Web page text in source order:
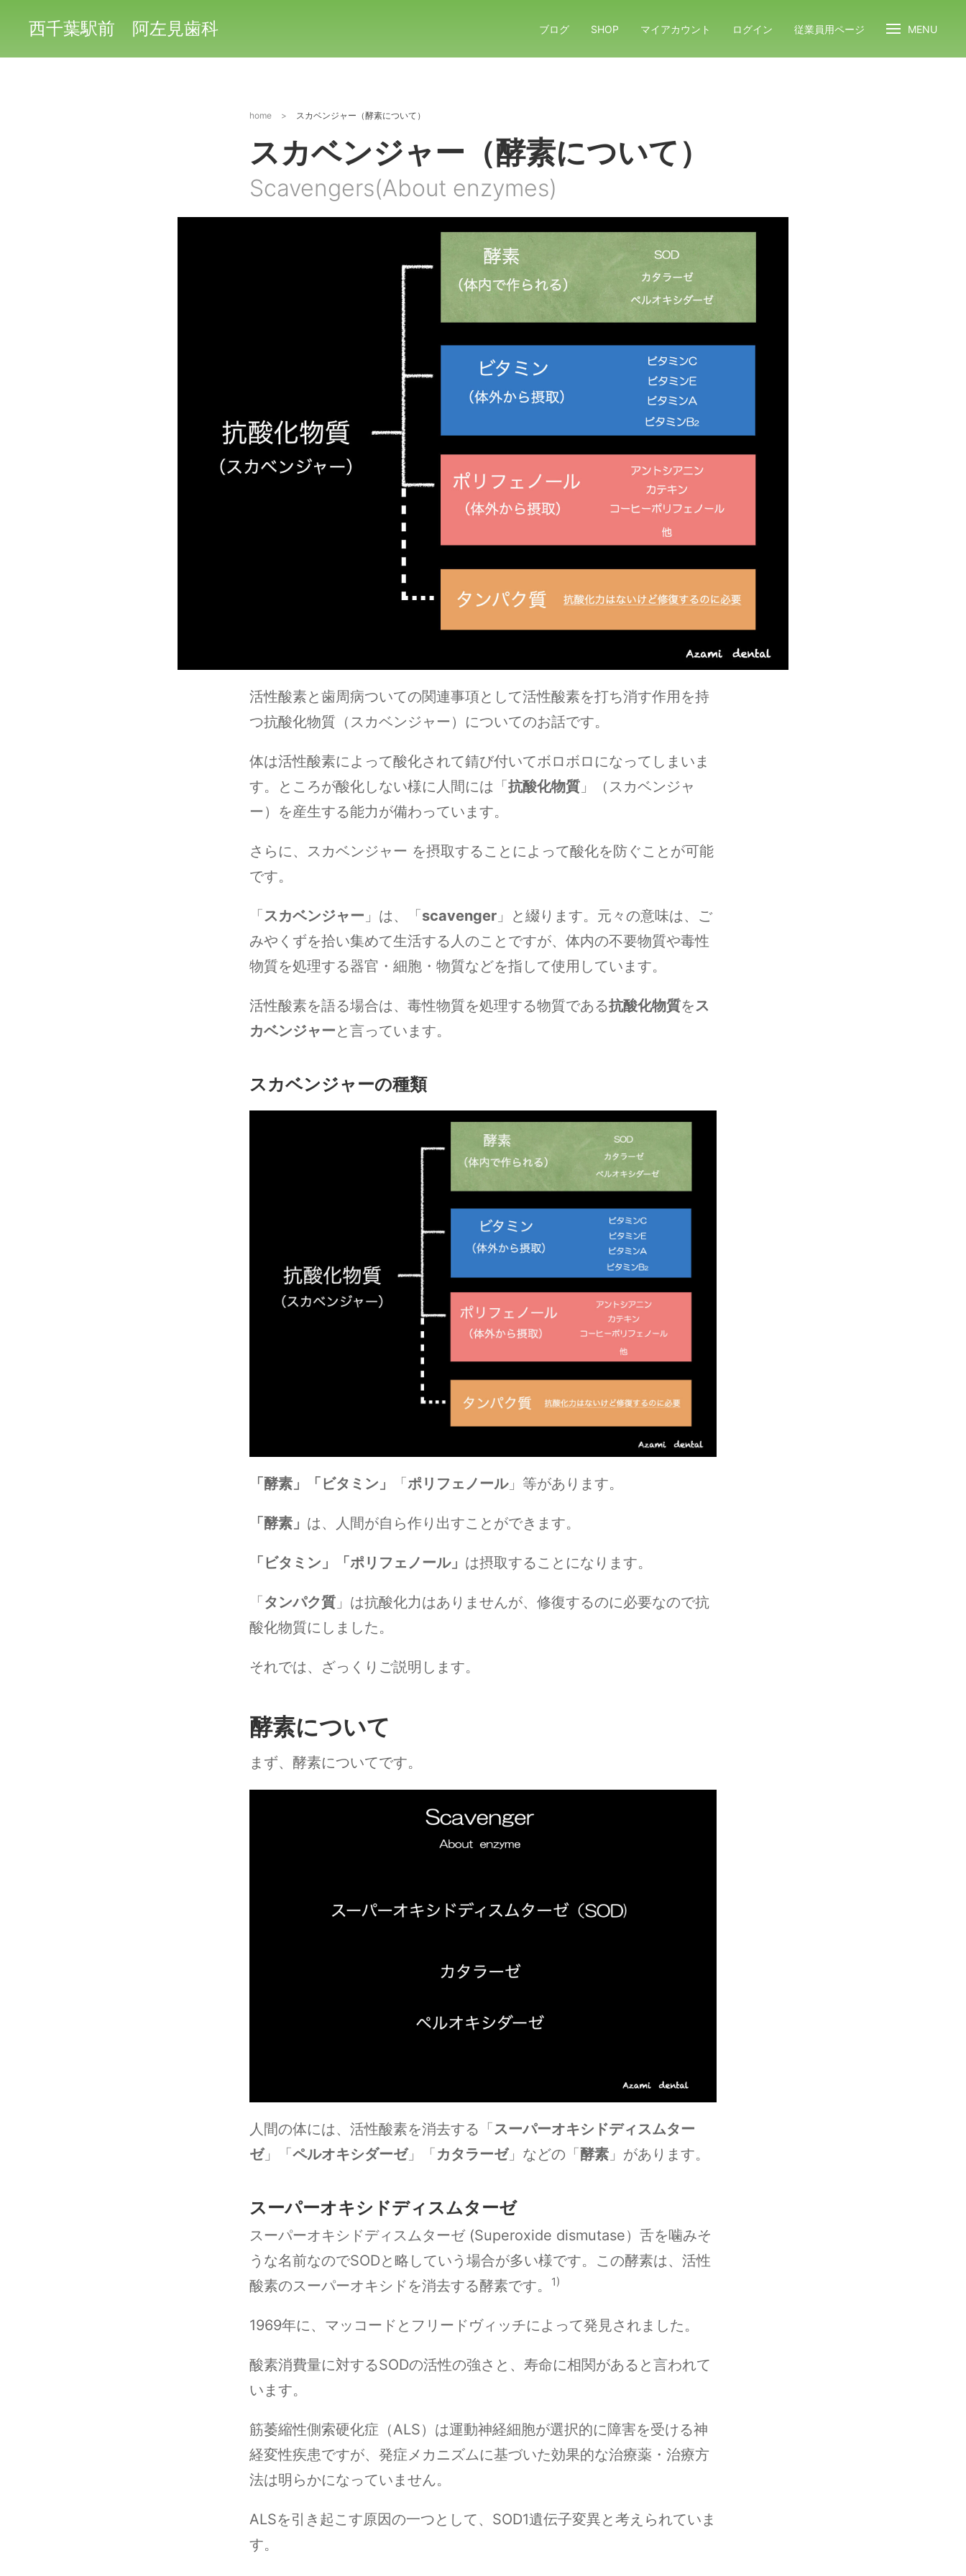
西千葉駅前 阿左見歯科 ブログ SHOP マイアカウント ログイン 従業員用ページ MENU
home > スカベンジャー（酵素について）
スカベンジャー（酵素について）
Scavengers(About enzymes)
活性酸素と歯周病ついての関連事項として活性酸素を打ち消す作用を持
つ抗酸化物質（スカベンジャー）についてのお話です。
体は活性酸素によって酸化されて錆び付いてボロボロになってしまいま
す。ところが酸化しない様に人間には「抗酸化物質 」（スカベンジャ
ー）を産生する能力が備わっています。
さらに、スカベンジャー を摂取することによって酸化を防ぐことが可能
です。
「スカベンジャー 」は、「scavenger 」と綴ります。元々の意味は、ご
みやくずを拾い集めて生活する人のことですが、体内の不要物質や毒性
物質を処理する器官・細胞・物質などを指して使用しています。
活性酸素を語る場合は、毒性物質を処理する物質である抗酸化物質をス
カベンジャーと言っています。
スカベンジャーの種類
「酵素」「ビタミン」 「ポリフェノール」等があります。
「酵素」 は、人間が自ら作り出すことができます。
「ビタミン」「ポリフェノール」 は摂取することになります。
「タンパク質 」は抗酸化力はありませんが、修復するのに必要なので抗
酸化物質にしました。
それでは、ざっくりご説明します。
酵素について
まず、酵素についてです。
人間の体には、活性酸素を消去する「スーパーオキシドディスムター
ゼ」「ペルオキシダーゼ」「カタラーゼ」などの「酵素 」があります。
スーパーオキシドディスムターゼ
スーパーオキシドディスムターゼ (Superoxide dismutase）舌を噛みそ
うな名前なのでSODと略していう場合が多い様です。この酵素は、活性
酸素のスーパーオキシドを消去する酵素です。
1)
1969年に、マッコードとフリードヴィッチによって発見されました。
酸素消費量に対するSODの活性の強さと、寿命に相関があると言われて
います。
筋萎縮性側索硬化症（ALS）は運動神経細胞が選択的に障害を受ける神
経変性疾患ですが、発症メカニズムに基づいた効果的な治療薬・治療方
法は明らかになっていません。
ALSを引き起こす原因の一つとして、SOD1遺伝子変異と考えられていま
す。